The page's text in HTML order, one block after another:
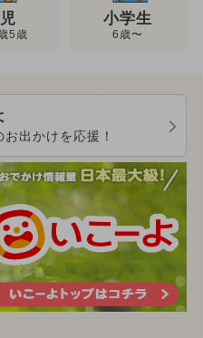
5歳
小学生
6歳〜
出かけを応援！